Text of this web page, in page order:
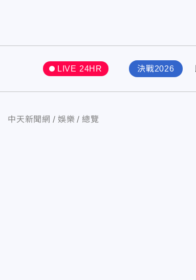
LIVE 24HR 決戰2026
中天新聞網 娛樂 總覽